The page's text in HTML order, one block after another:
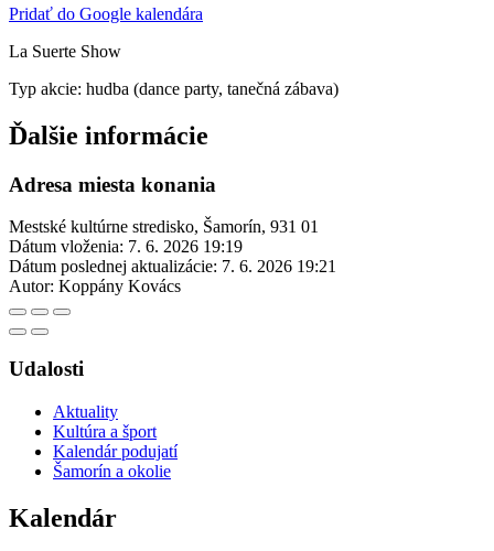
Pridať do Google kalendára
La Suerte Show
Typ akcie: hudba (dance party, tanečná zábava)
Ďalšie informácie
Adresa miesta konania
Mestské kultúrne stredisko, Šamorín, 931 01
Dátum vloženia: 7. 6. 2026 19:19
Dátum poslednej aktualizácie: 7. 6. 2026 19:21
Autor: Koppány Kovács
Udalosti
Aktuality
Kultúra a šport
Kalendár podujatí
Šamorín a okolie
Kalendár